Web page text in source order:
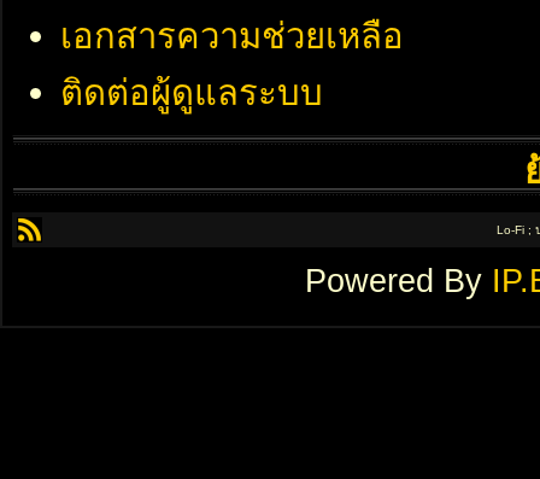
เอกสารความช่วยเหลือ
ติดต่อผู้ดูแลระบบ
Lo-Fi ;
Powered By